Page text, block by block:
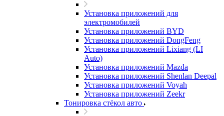
Установка приложений для
электромобилей
Установка приложений BYD
Установка приложений DongFeng
Установка приложений Lixiang (LI
Auto)
Установка приложений Mazda
Установка приложений Shenlan Deepal
Установка приложений Voyah
Установка приложений Zeekr
Тонировка стёкол авто